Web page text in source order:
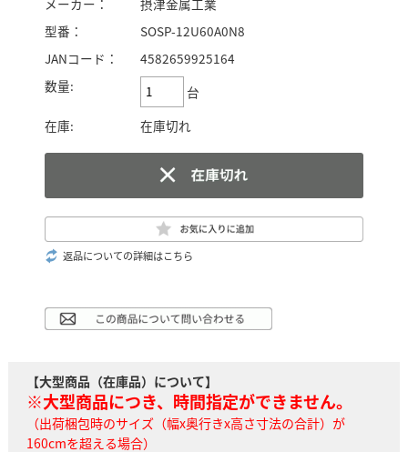
型番：
SOSP-12U60A0N8
JANコード：
4582659925164
数量:
台
在庫:
在庫切れ
返品についての詳細はこちら
【大型商品（在庫品）について】
※大型商品につき、時間指定ができません。
（出荷梱包時のサイズ（幅x奥行きx高さ寸法の合計）が
160cmを超える場合）